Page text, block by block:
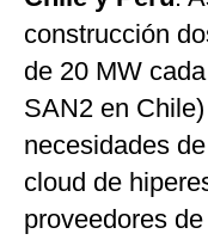
construcción
de 20 MW
SAN2 en
necesidades
cloud de
proveedores